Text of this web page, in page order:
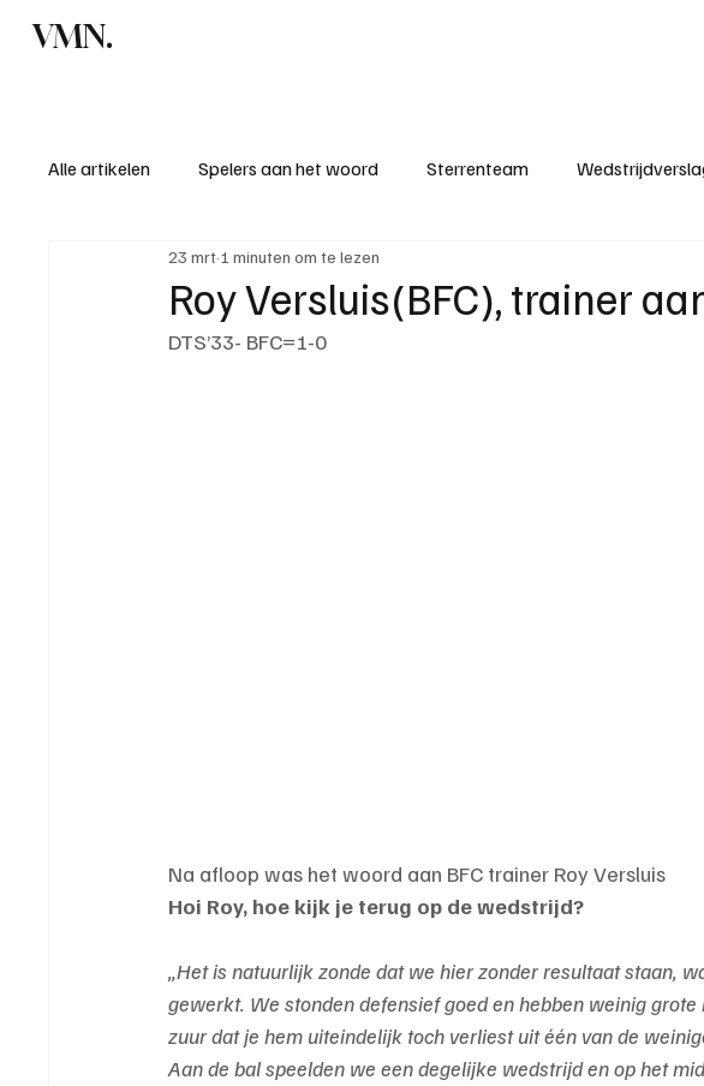
VMN.
Alle artikelen Spelers aan het woord Sterrenteam
Standen & uitslagen KM - Meest sportieve ploeg
Roy Versluis(BFC), trainer
23 mrt 1 minuten om te lezen
DTS’33- BFC=1-0
Na afloop was het woord aan BFC trainer Roy Versluis
Hoi Roy, hoe kijk je terug op de wedstrijd?
„Het is natuurlijk zonde dat we hier zonder resultaat staan,
gewerkt. We stonden defensief goed en hebben weinig
zuur dat je hem uiteindelijk toch verliest uit één van de
Aan de bal speelden we een degelijke wedstrijd en op het